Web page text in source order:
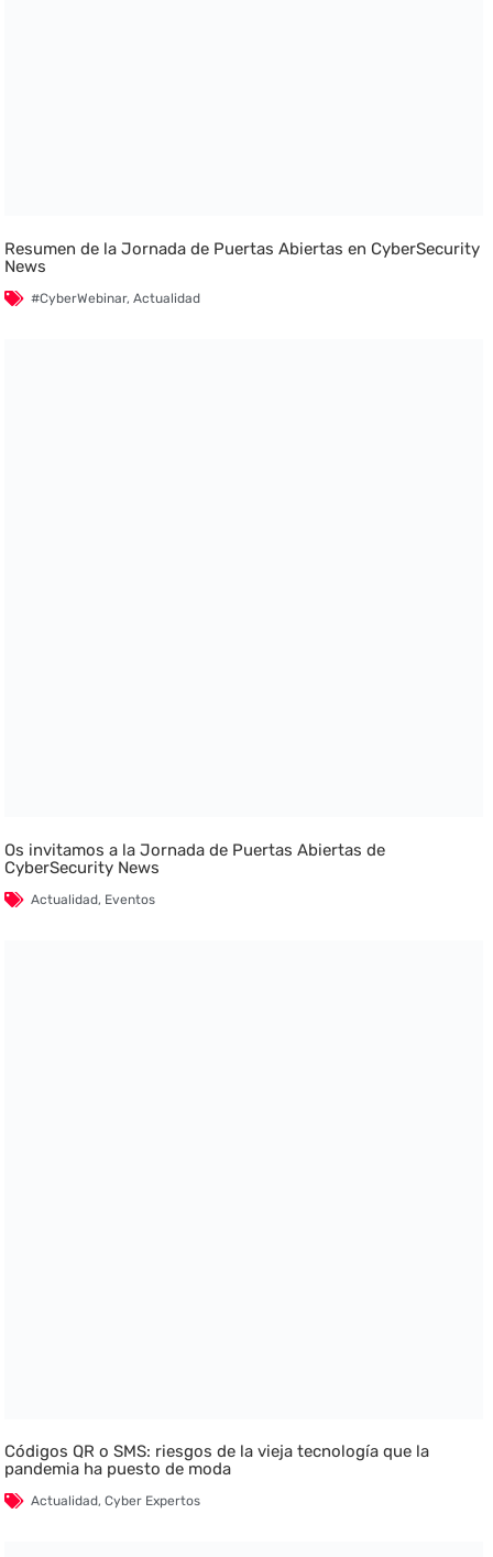
Resumen de la Jornada de Puertas Abiertas en CyberSecurity
News
#CyberWebinar,Actualidad
Os invitamos a la Jornada de Puertas Abiertas de
CyberSecurity News
Actualidad, Eventos
Códigos QR o SMS: riesgos de la vieja tecnología que la
pandemia ha puesto de moda
Actualidad,Cyber Expertos